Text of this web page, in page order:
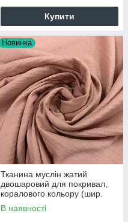
Купити
Новинка
Тканина муслін жатий
двошаровий для покривал,
коралового кольору (шир.
1,35м) (MS-JAT-2-0051)
В наявності